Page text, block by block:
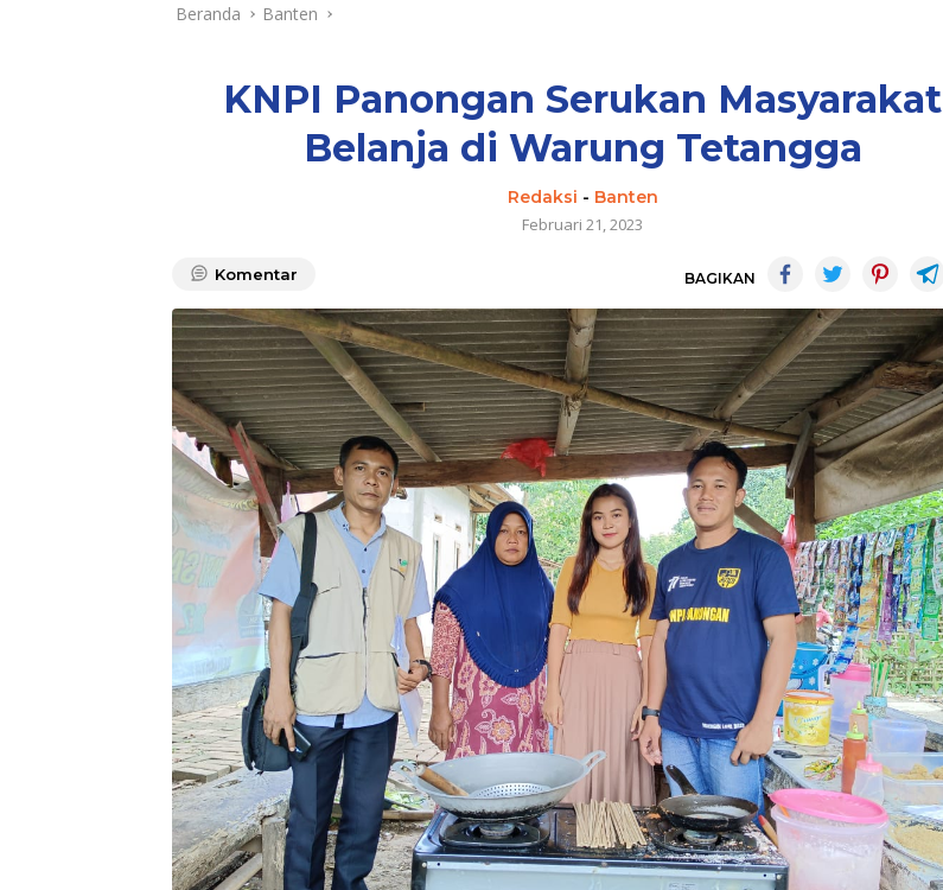
Beranda Banten
KNPI Panongan Serukan Masyarakat
Belanja di Warung Tetangga
Redaksi - Banten
Februari 21, 2023
Komentar BAGIKAN